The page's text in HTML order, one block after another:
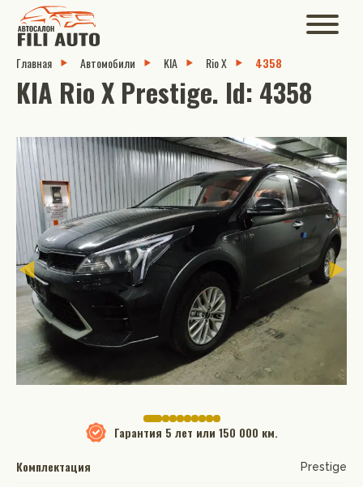
Главная Автомобили KIA Rio X 4358
KIA Rio X Prestige. Id: 4358
Гарантия 5 лет или 150 000 км.
Комплектация
Prestige